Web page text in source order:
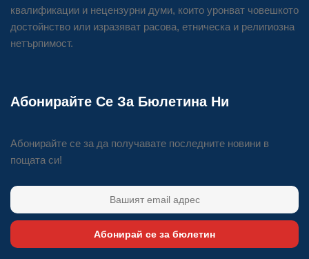
квалификации и нецензурни думи, които уронват човешкото
достойнство или изразяват расова, етническа и религиозна
нетърпимост.
Абонирайте Се За Бюлетина Ни
Абонирайте се за да получавате последните новини в
пощата си!
Абонирай се за бюлетин